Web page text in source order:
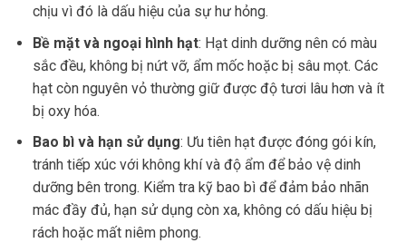
chịu vì đó là dấu hiệu của sự hư hỏng.
Bề mặt và ngoại hình hạt: Hạt dinh dưỡng nên có màu
sắc đều, không bị nứt vỡ, ẩm mốc hoặc bị sâu mọt. Các
hạt còn nguyên vỏ thường giữ được độ tươi lâu hơn và ít
bị oxy hóa.
Bao bì và hạn sử dụng: Ưu tiên hạt được đóng gói kín,
tránh tiếp xúc với không khí và độ ẩm để bảo vệ dinh
dưỡng bên trong. Kiểm tra kỹ bao bì để đảm bảo nhãn
mác đầy đủ, hạn sử dụng còn xa, không có dấu hiệu bị
rách hoặc mất niêm phong.